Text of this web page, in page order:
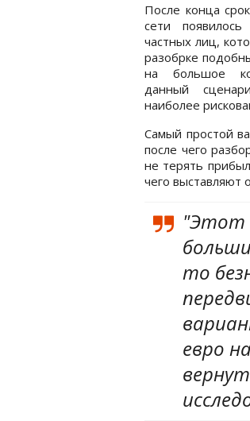
После конца
сети
частных лиц,
разобрке
на большое
данный
наиболее
Самый простой
после чего
не терять
чего выставляют
"Этот
то
евро